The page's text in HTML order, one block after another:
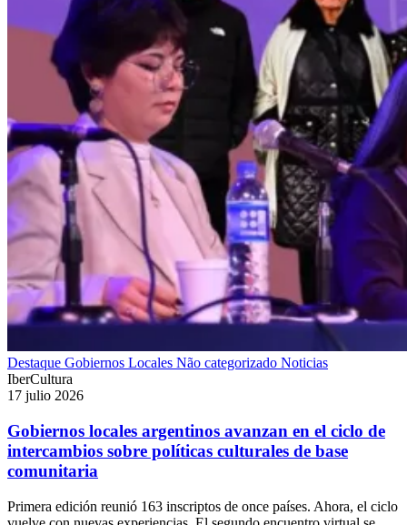
Destaque Gobiernos Locales Não categorizado Noticias
IberCultura
17 julio 2026
Gobiernos locales argentinos avanzan en el ciclo de
intercambios sobre políticas culturales de base
comunitaria
Primera edición reunió 163 inscriptos de once países. Ahora, el ciclo